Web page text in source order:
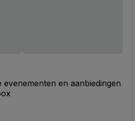
evenementen en aanbiedingen